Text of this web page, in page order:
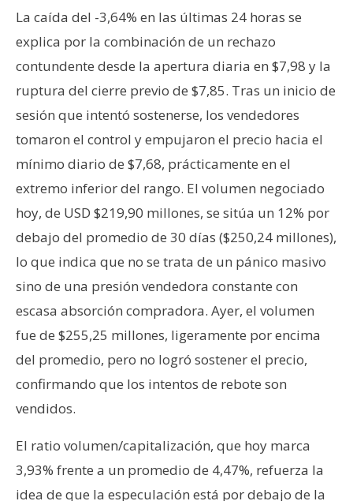
i
c
i
d
d
La caída del -3,64% en las últimas 24 horas se
explica por la combinación de un rechazo
contundente desde la apertura diaria en $7,98 y la
ruptura del cierre previo de $7,85. Tras un inicio de
sesión que intentó sostenerse, los vendedores
tomaron el control y empujaron el precio hacia el
mínimo diario de $7,68, prácticamente en el
extremo inferior del rango. El volumen negociado
hoy, de USD $219,90 millones, se sitúa un 12% por
debajo del promedio de 30 días ($250,24 millones),
lo que indica que no se trata de un pánico masivo
sino de una presión vendedora constante con
escasa absorción compradora. Ayer, el volumen
fue de $255,25 millones, ligeramente por encima
del promedio, pero no logró sostener el precio,
confirmando que los intentos de rebote son
vendidos.
El ratio volumen/capitalización, que hoy marca
3,93% frente a un promedio de 4,47%, refuerza la
idea de que la especulación está por debajo de la